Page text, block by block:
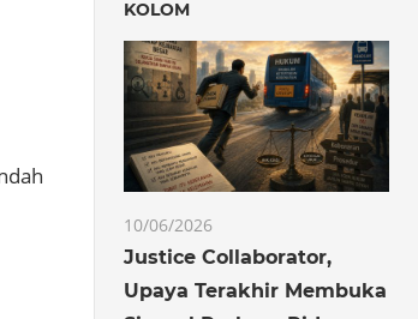
KOLOM
10/06/2026
Justice Collaborator,
Upaya Terakhir Membuka